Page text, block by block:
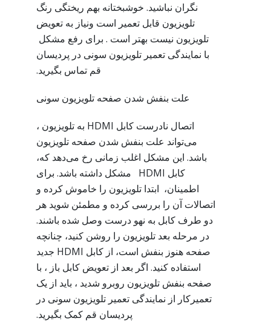
نگران نباشید. خوشبختانه بهم ریختگی رنگ
تلویزیون قابل تعمیر است ونیاز به تعویض
تلویزیون نیست بهتر است . برای رفع مشکل
با نمایندگی تعمیر تلویزیون سونی در پردیسان
قم تماس بگیرید.
علت بنفش شدن صفحه تلویزیون سونی
اتصال نادرست کابل HDMI به تلویزیون ،
می‌تواند علت بنفش شدن صفحه تلویزیون
باشد. این مشکل اغلب زمانی رخ می‌دهد که،
کابل HDMI مشکل داشته باشد. برای
اطمینان، ابتدا تلویزیون را خاموش کرده و
اتصالات آن را بررسی کرده و مطمئن شوید هر
دو طرف کابل به نهو درست وصل شده باشند.
در مرحله بعد تلویزیون را روشن کنید، چنانچه
صفحه هنوز بنفش است، از کابل HDMI جدید
استفاده کنید. اگر بعد از تعویض کابل باز ، با
صفحه بنفش تلویزیون روبرو شدید ، باید از یک
تعمیرکار از نمایندگی تعمیر تلویزیون سونی در
پردیسان قم کمک بگیرید.